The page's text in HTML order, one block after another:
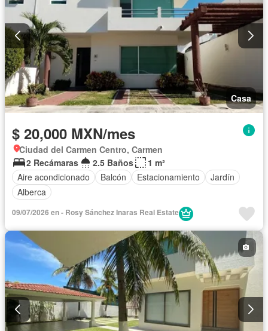
Casa
$ 20,000 MXN/mes
Ciudad del Carmen Centro, Carmen
2 Recámaras
2.5 Baños
1 m²
Aire acondicionado
Balcón Estacionamiento
Jardín
Alberca
09/07/2026 en - Rosy Sánchez Inaras Real Estate